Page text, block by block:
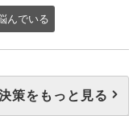
んでいる
策をもっと見る